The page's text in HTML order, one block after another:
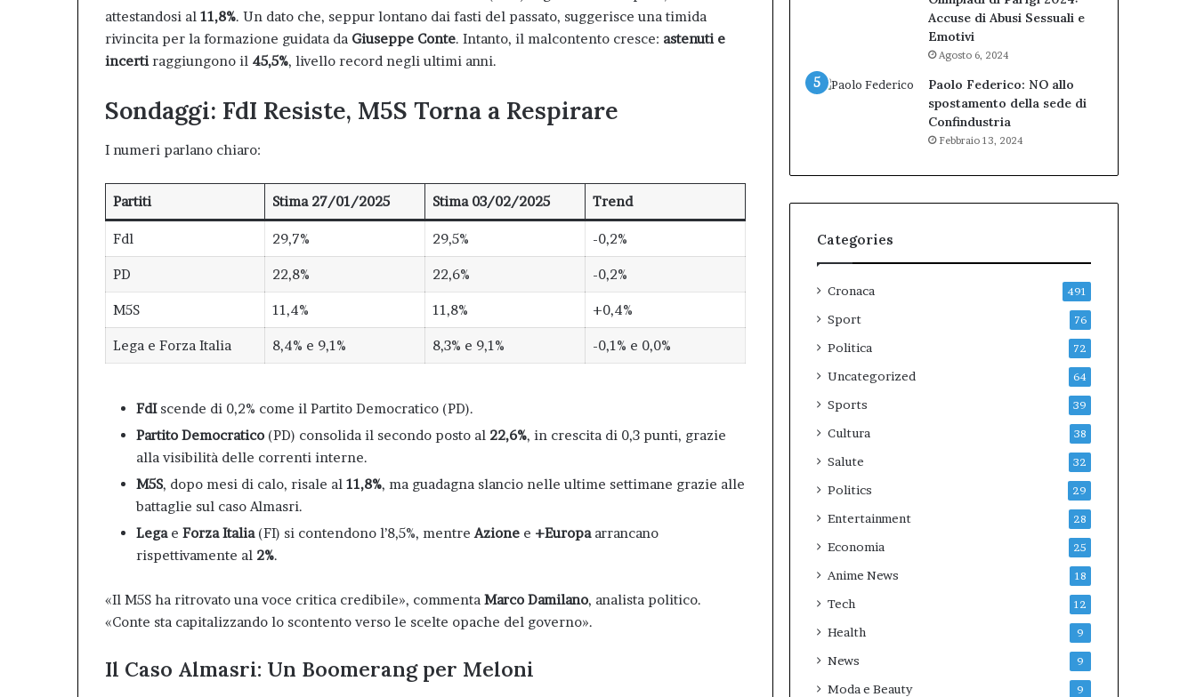
attestandosi al 11,8%. Un dato che, seppur lontano dai fasti del passato, suggerisce una timida
rivincita per la formazione guidata da Giuseppe Conte. Intanto, il malcontento cresce: astenuti e
incerti raggiungono il 45,5%, livello record negli ultimi anni.
Sondaggi: FdI Resiste, M5S Torna a Respirare
I numeri parlano chiaro:
Partiti Stima 27/01/2025 Stima 03/02/2025 Trend
Fdl 29,7% 29,5% -0,2%
PD 22,8% 22,6% -0,2%
M5S 11,4% 11,8% +0,4%
Lega e Forza Italia 8,4% e 9,1% 8,3% e 9,1% -0,1% e 0,0%
FdIscende di 0,2% come il Partito Democratico (PD).
Partito Democratico (PD) consolida il secondo posto al 22,6%, in crescita di 0,3 punti, grazie
alla visibilità delle correnti interne.
M5S, dopo mesi di calo, risale al 11,8%, ma guadagna slancio nelle ultime settimane grazie alle
battaglie sul caso Almasri.
Legae Forza Italia(FI) si contendono l’8,5%, mentre Azione e +Europaarrancano
rispettivamente al 2%.
«Il M5S ha ritrovato una voce critica credibile», commenta Marco Damilano, analista politico.
«Conte sta capitalizzando lo scontento verso le scelte opache del governo».
Il Caso Almasri: Un Boomerang per Meloni
Accuse di Abusi Sessuali e
Emotivi
Agosto 6, 2024
Paolo Federico: NO allo
spostamento della sede di
Confindustria
Febbraio 13, 2024
Categories
Cronaca 491
Sport 76
Politica 72
Uncategorized 64
Sports 39
Cultura 38
Salute 32
Politics 29
Entertainment 28
Economia 25
Anime News 18
Tech 12
Health 9
News 9
Moda e Beauty 9